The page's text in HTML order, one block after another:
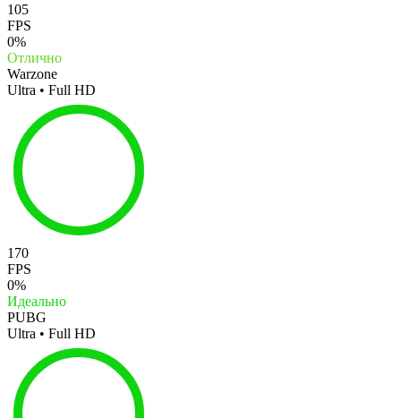
105
FPS
0%
Отлично
Warzone
Ultra • Full HD
170
FPS
0%
Идеально
PUBG
Ultra • Full HD